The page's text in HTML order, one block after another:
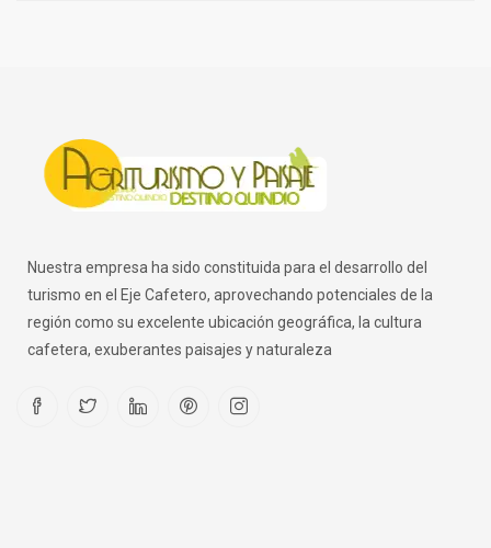
Nuestra empresa ha sido constituida para el desarrollo del
turismo en el Eje Cafetero, aprovechando potenciales de la
región como su excelente ubicación geográfica, la cultura
cafetera, exuberantes paisajes y naturaleza